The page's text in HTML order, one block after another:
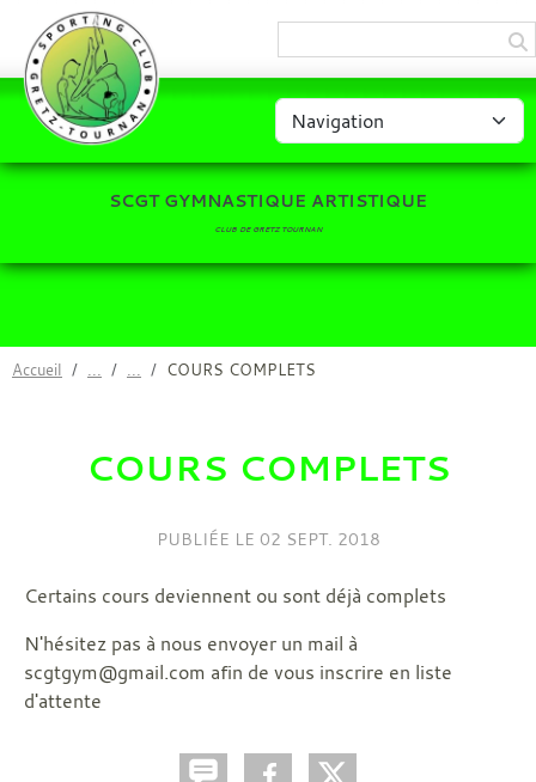
SCGT GYMNASTIQUE ARTISTIQUE
CLUB DE GRETZ TOURNAN
Accueil COURS COMPLETS
COURS COMPLETS
PUBLIÉE LE 02 SEPT. 2018
Certains cours deviennent ou sont déjà complets
N'hésitez pas à nous envoyer un mail à
scgtgym@gmail.com afin de vous inscrire en liste
d'attente
Panneau de gestion des cookies